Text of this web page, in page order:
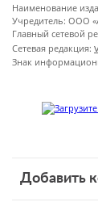
Наименование
Учредитель: ООО
Главный сетевой
Сетевая редакция:
Знак
Добавить